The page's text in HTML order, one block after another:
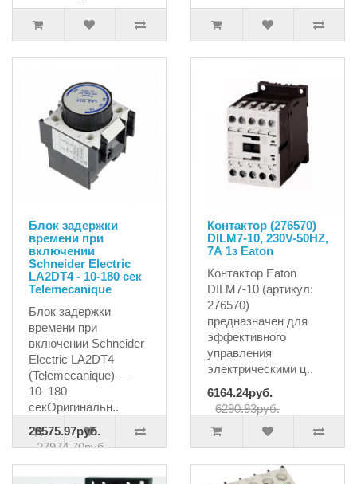
Блок задержки
времени при
включении
Schneider Electric
LA2DT4 - 10-180 сек
Telemecanique
Блок задержки
времени при
включении Schneider
Electric LA2DT4
(Telemecanique) —
10–180
секОригинальн..
26575.97руб.
27974.70руб.
Контактор (276570)
DILM7-10, 230V-50HZ,
7А 1з Eaton
Контактор Eaton
DILM7-10 (артикул:
276570)
предназначен для
эффективного
управления
электрическими ц..
6164.24руб.
6290.93руб.